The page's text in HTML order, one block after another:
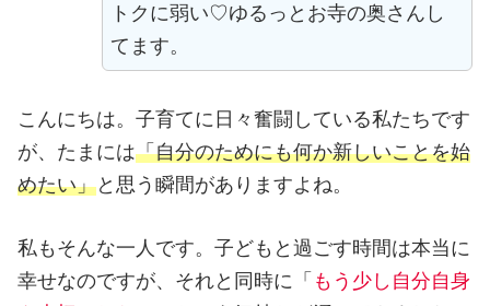
トクに弱い♡ゆるっとお寺の奥さんし
てます。
こんにちは。子育てに日々奮闘している私たちです
が、たまには「自分のためにも何か新しいことを始
めたい」と思う瞬間がありますよね。
私もそんな一人です。子どもと過ごす時間は本当に
幸せなのですが、それと同時に「 もう少し自分自身